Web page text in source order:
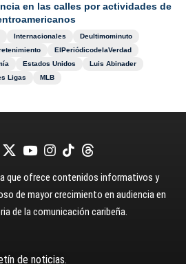
en las calles por actividades de
Internacionales
Deultimominuto
ElPeriódicodelaVerdad
Estados Unidos
Luis Abinader
Ligas MLB
que ofrece contenidos informativos y
de mayor crecimiento en audiencia en
de la comunicación caribeña.
de noticias.